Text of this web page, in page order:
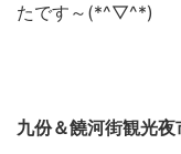
たです～(*^▽^*)
九份＆饒河街観光夜